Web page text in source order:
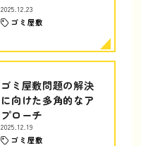
2025.12.23
ゴミ屋敷
ゴミ屋敷問題の解決
に向けた多角的なア
プローチ
2025.12.19
ゴミ屋敷